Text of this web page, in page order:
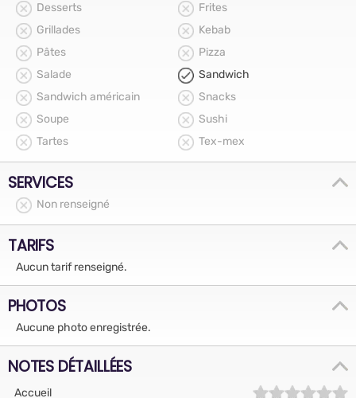
Desserts
Frites
Grillades
Kebab
Pâtes
Pizza
Salade
Sandwich
Sandwich américain
Snacks
Soupe
Sushi
Tartes
Tex-mex
SERVICES
Non renseigné
TARIFS
Aucun tarif renseigné.
PHOTOS
Aucune photo enregistrée.
NOTES DÉTAILLÉES
Accueil